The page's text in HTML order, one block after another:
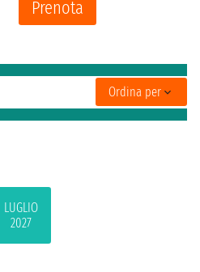
LUGLIO
2027
Prenota
Ordina per